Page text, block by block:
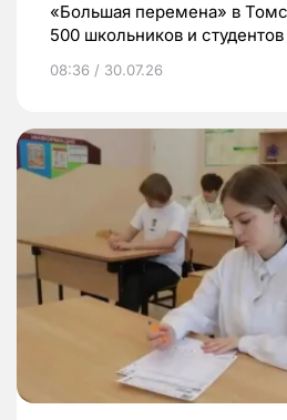
«Большая перемена» в
500 школьников и студентов
08:36 / 30.07.26